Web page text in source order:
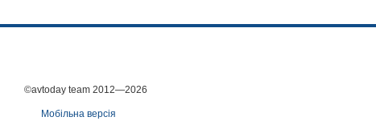
©avtoday team 2012—2026
Мобільна версія